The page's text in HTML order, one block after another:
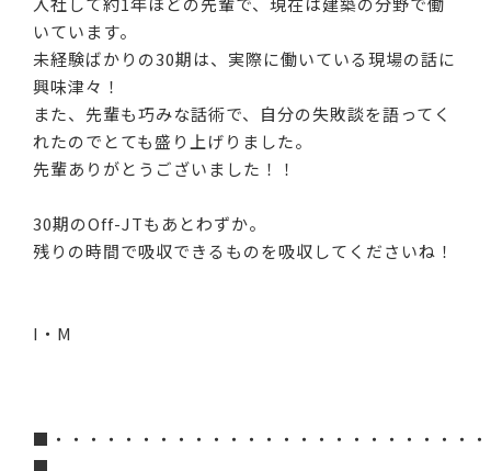
いています。
未経験ばかりの30期は、実際に働いている現場の話に
興味津々！
また、先輩も巧みな話術で、自分の失敗談を語ってく
れたのでとても盛り上げりました。
先輩ありがとうございました！！
30期のOff-JTもあとわずか。
残りの時間で吸収できるものを吸収してくださいね！
I・M
■・・・・・・・・・・・・・・・・・・・・・・・・
■